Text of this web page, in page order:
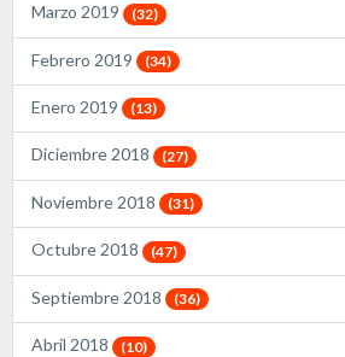
Marzo 2019 (32)
Febrero 2019 (34)
Enero 2019 (13)
Diciembre 2018 (27)
Noviembre 2018 (31)
Octubre 2018 (47)
Septiembre 2018 (36)
Abril 2018 (10)